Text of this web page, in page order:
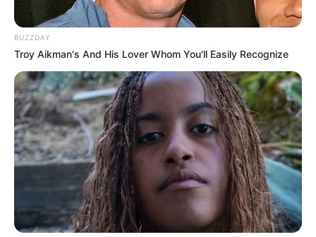
BUZZDAY
Troy Aikman's And His Lover Whom You'll Easily Recognize